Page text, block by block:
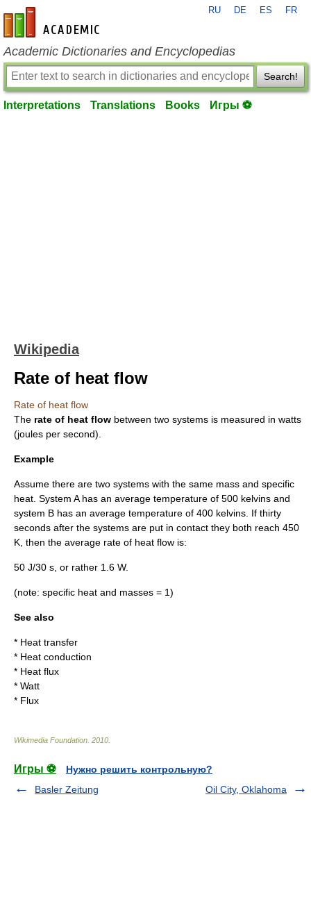
en-academic.com
RU DE ES FR
Academic Dictionaries and Encyclopedias
Search!
Interpretations Translations Books Игры ⚽
Wikipedia
Rate of heat flow
Rate of heat flow
The rate of heat flow between two systems is measured in watts
(joules per second).
Example
Assume there are two systems with the same mass and specific
heat . System A has an average temperature of 500 kelvins and
system B has an average temperature of 400 kelvins. If thirty
seconds after the systems are put in contact they both reach 450
K, then the average rate of heat flow is:
50 J/30 s, or rather 1.6 W.
(note: specific heat and masses = 1)
See also
* Heat transfer
* Heat conduction
* Heat flux
* Watt
* Flux
Wikimedia Foundation 2010
Игры ⚽
Нужно решить контрольную?
Basler Zeitung
Oil City, Oklahoma